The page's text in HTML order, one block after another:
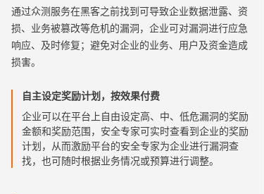
通过众测服务在黑客之前找到可导致企业数据泄露、资
损、业务被篡改等危机的漏洞，企业可对漏洞进行应急
响应、及时修复；避免对企业的业务、用户及资金造成
损害。
自主设定奖励计划，按效果付费
企业可以在平台上自由设定高、中、低危漏洞的奖励
金额和奖励范围，安全专家可实时查看到企业的奖励
计划，从而激励平台的安全专家为企业进行漏洞查
找，也可随时根据业务情况或预算进行调整。